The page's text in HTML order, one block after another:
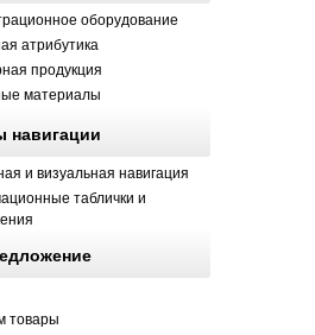
оборудование
атрибутика
продукция
материалы
навигации
и визуальная навигация
таблички и
товары